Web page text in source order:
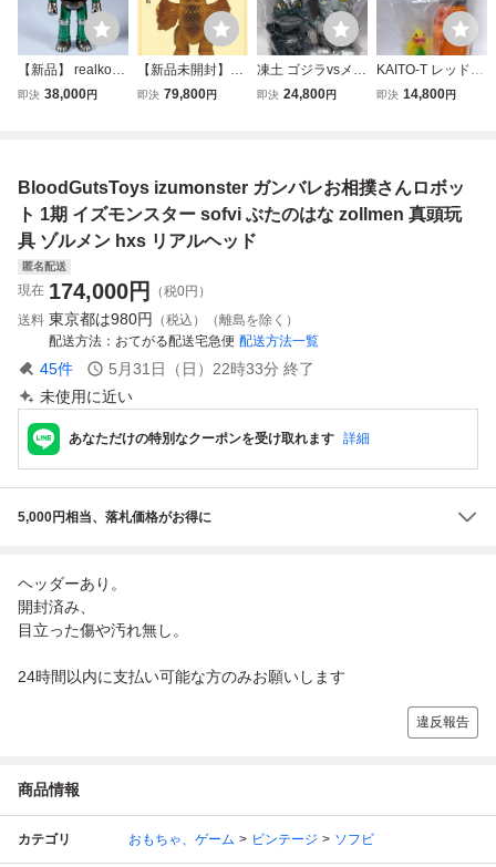
【新品】 realkouc
lub Atom zero ワ
ヘッドtkom真頭玩
具realheadぶたの
はな
即決 38,000円
【新品未開封】エ
ンカビニール キン
Rエレガブhxsリア
ルヘッド真頭玩具r
ealhead
即決 79,800円
凍土 ゴジラvsメカ
ゴジラ ワンフェス
m真頭玩具realhea
dぶたのはな M1号
即決 24,800円
KAITO-T レッドキ
ング ワンフェス
ルヘッドtkom真頭
玩具realheadぶた
即決 14,800円
BloodGutsToys izumonster ガンバレお相撲さんロボッ
ト 1期 イズモンスター sofvi ぶたのはな zollmen 真頭玩
具 ゾルメン hxs リアルヘッド
匿名配送
現在 174,000円
（税0円）
送料 東京都は980円
（税込）（離島を除く）
配送方法
おてがる配送宅急便 配送方法一覧
45件 5月31日（日）22時33分 終了
未使用に近い
あなただけの特別なクーポンを受け取れます 詳細
5,000円相当、落札価格がお得に
ヘッダーあり。
開封済み、
目立った傷や汚れ無し。
24時間以内に支払い可能な方のみお願いします
違反報告
商品情報
カテゴリ おもちゃ、ゲーム ビンテージ ソフビ